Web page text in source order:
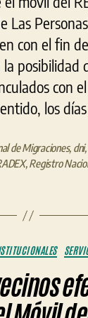
Las
con el fin
posibilidad
con
los
de Migraciones, dni,
,Registro
Categorías